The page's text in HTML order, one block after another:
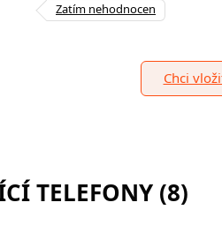
Zatím nehodnocen
Chci
TELEFONY (8)